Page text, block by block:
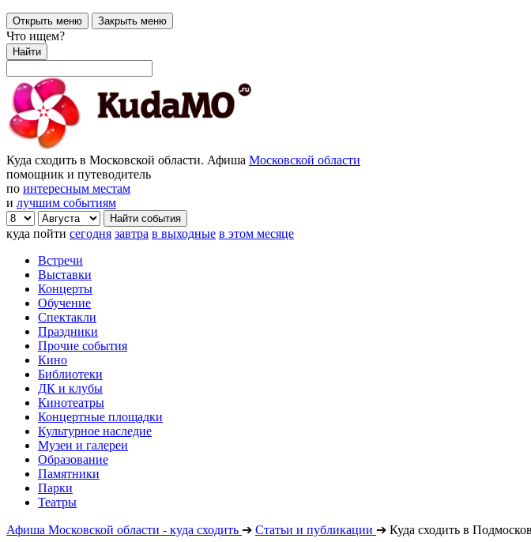
Открыть меню Закрыть меню
Что ищем?
Найти
Куда сходить в Московской области. Афиша Московской области
помощник и путеводитель
по интересным местам
и лучшим событиям
куда пойти сегодня завтра в выходные в этом месяце
Встречи
Выставки
Концерты
Обучение
Спектакли
Праздники
Прочие события
Кино
Библиотеки
ДК и клубы
Кинотеатры
Концертные площадки
Культурное наследие
Музеи и галереи
Образование
Памятники
Парки
Театры
Афиша Московской области - куда сходить ➔ Статьи и публикации ➔ Куда сходить в